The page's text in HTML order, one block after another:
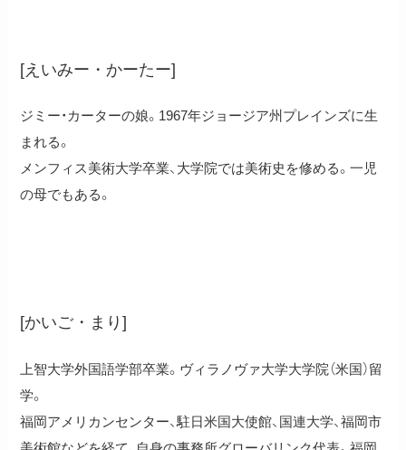
[えいみー・かーたー]
ジミー・カーターの娘。1967年ジョージア州プレインズに生
まれる。
メンフィス美術大学卒業、大学院では美術史を修める。一児
の母でもある。
[かいご・まり]
上智大学外国語学部卒業。ヴィラノヴァ大学大学院（米国）留
学。
福岡アメリカンセンター、駐日米国大使館、国連大学、福岡市